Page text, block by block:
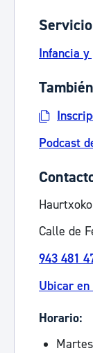
Infancia
Podcast
Calle de
943 481
Ubicar
Horario: